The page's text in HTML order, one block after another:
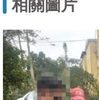
相關圖片